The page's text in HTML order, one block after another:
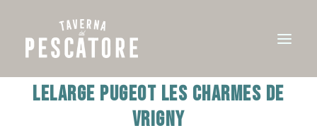
LELARGE PUGEOT LES CHARMES DE
VRIGNY